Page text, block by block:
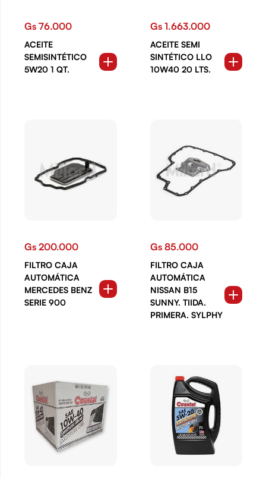
Gs 76.000
ACEITE
SEMISINTÉTICO
5W20 1 QT.
Gs 1.663.000
ACEITE SEMI
SINTÉTICO LLO
10W40 20 LTS.
Gs 200.000
FILTRO CAJA
AUTOMÁTICA
MERCEDES BENZ
SERIE 900
Gs 85.000
FILTRO CAJA
AUTOMÁTICA
NISSAN B15
SUNNY. TIIDA.
PRIMERA. SYLPHY